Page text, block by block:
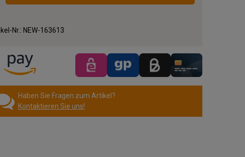
Nr.: NEW-163613
Haben Sie Fragen zum Artikel?
Kontaktieren Sie uns!